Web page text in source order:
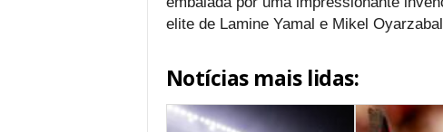
elite de Lamine Yamal e Mikel
Notícias mais lidas: